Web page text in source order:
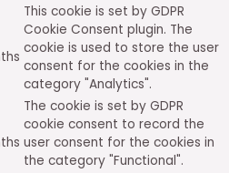
This cookie is set by GDPR
Cookie Consent plugin. The
cookie is used to store the user
consent for the cookies in the
category "Analytics".
The cookie is set by GDPR
cookie consent to record the
user consent for the cookies in
the category "Functional".